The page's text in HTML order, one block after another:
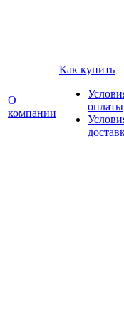
О
компании
Как купить
оплаты